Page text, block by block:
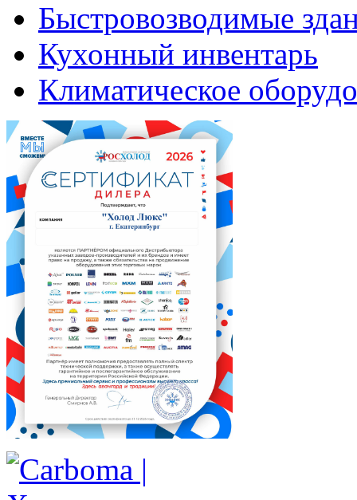
Быстровозводимые
Кухонный инвентарь
Климатическое